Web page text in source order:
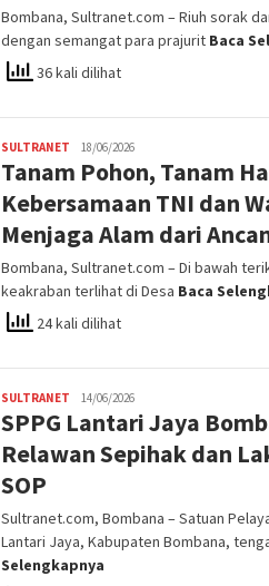
Bombana, Sultranet.com – Riuh sorak
dengan semangat para prajurit Baca
36 kali dilihat
SULTRANET Satrio
Bimantoro
18/06/2026
Tanam Pohon, Tanam
Kebersamaan TNI dan
Menjaga Alam dari
Bombana, Sultranet.com – Di bawah
keakraban terlihat di Desa Baca
24 kali dilihat
SULTRANET admin
SN
14/06/2026
SPPG Lantari Jaya
Relawan Sepihak dan
SOP
Sultranet.com, Bombana – Satuan
Lantari Jaya, Kabupaten Bombana,
Selengkapnya